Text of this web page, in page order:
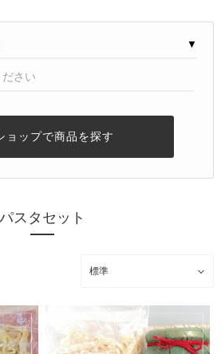
▼
ョップで商品を探す
パスタセット